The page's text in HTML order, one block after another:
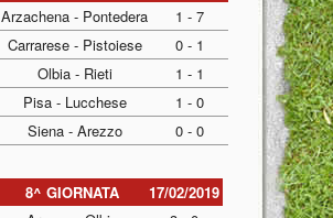
Arzachena - Pontedera
1 - 7
Carrarese - Pistoiese
0 - 1
Olbia - Rieti
1 - 1
Pisa - Lucchese
1 - 0
Siena - Arezzo 0 - 0
8^ GIORNATA
17/02/2019